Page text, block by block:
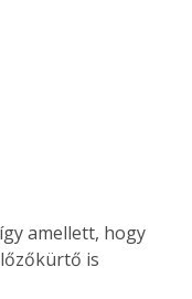
amellett, hogy
is